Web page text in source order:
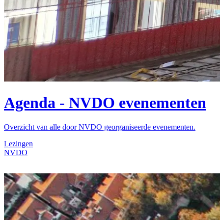
Agenda - NVDO evenementen
Overzicht van alle door NVDO georganiseerde evenementen.
Lezingen
NVDO